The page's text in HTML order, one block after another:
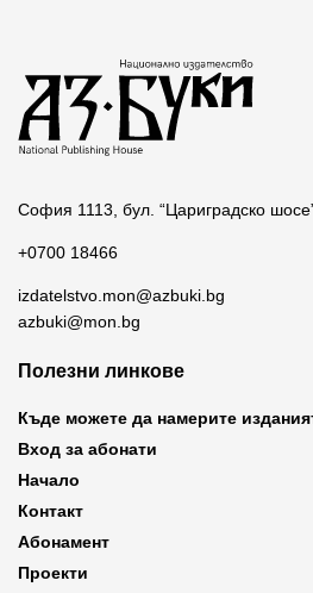
София 1113, бул. “Цариградско
+0700 18466
izdatelstvo.mon@azbuki.bg
azbuki@mon.bg
Полезни линкове
Къде можете да намерите
Вход за абонати
Начало
Контакт
Абонамент
Проекти